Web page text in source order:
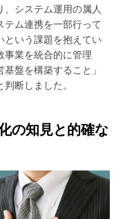
、システム運用の属人
テム連携を一部行って
という課題を抱えてい
事業を統合的に管理
盤を構築すること」
断しました。
の知見と的確な